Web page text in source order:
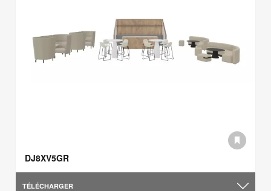
DJ8XV5GR
TÉLÉCHARGER